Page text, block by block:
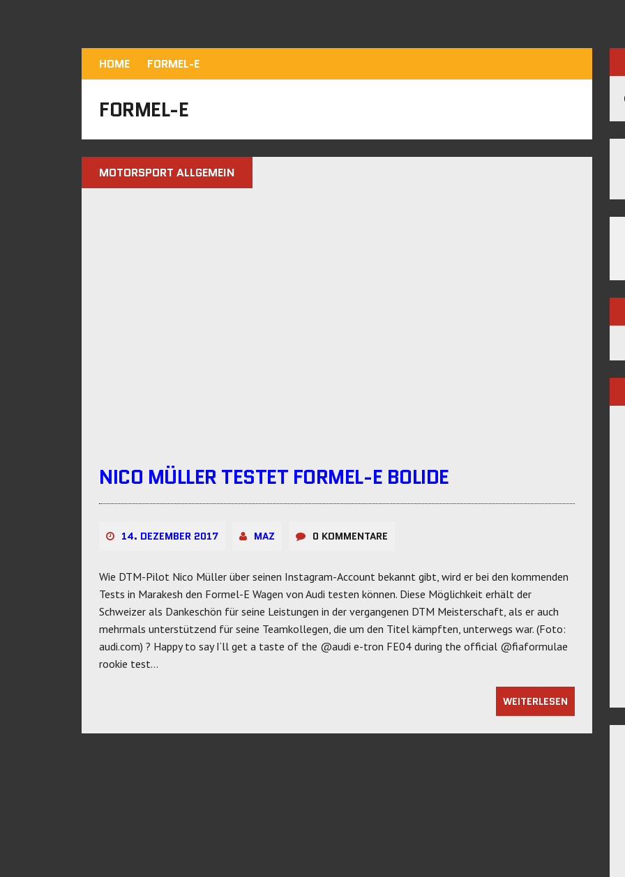
HOME FORMEL-E
FORMEL-E
MOTORSPORT ALLGEMEIN
NICO MÜLLER TESTET FORMEL-E BOLIDE
14. DEZEMBER 2017 MAZ 0 KOMMENTARE
Wie DTM-Pilot Nico Müller über seinen Instagram-Account bekannt gibt, wird er bei den kommenden
Tests in Marakesh den Formel-E Wagen von Audi testen können. Diese Möglichkeit erhält der
Schweizer als Dankeschön für seine Leistungen in der vergangenen DTM Meisterschaft, als er auch
mehrmals unterstützend für seine Teamkollegen, die um den Titel kämpften, unterwegs war. (Foto:
audi.com) ? Happy to say I‘ll get a taste of the @audi e-tron FE04 during the official @fiaformulae
rookie test…
WEITERLESEN